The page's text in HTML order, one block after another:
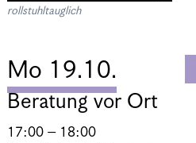
rollstuhltauglich
Mo 19.10.
Beratung vor Ort
17:00 – 18:00